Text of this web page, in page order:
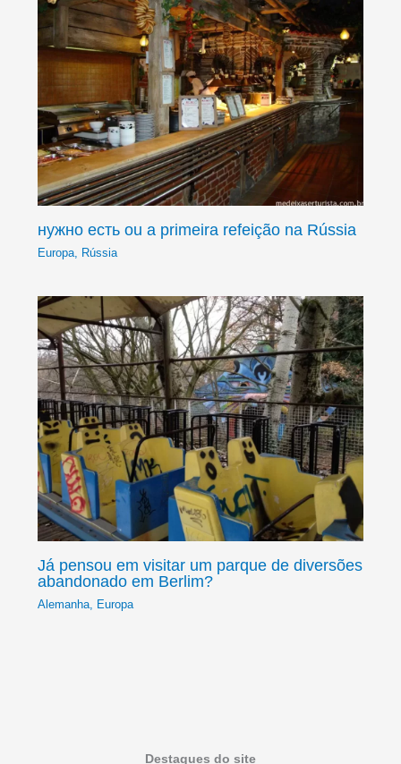
нужно есть ou a primeira refeição na Rússia
Europa, Rússia
Já pensou em visitar um parque de diversões
abandonado em Berlim?
Alemanha, Europa
Destaques do site